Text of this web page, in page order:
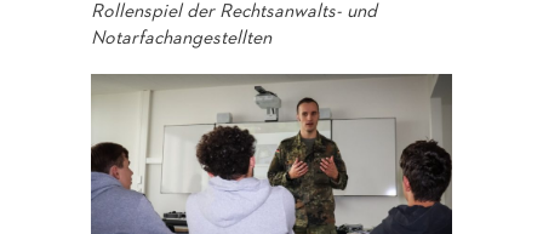
Rollenspiel der Rechtsanwalts- und
Notarfachangestellten